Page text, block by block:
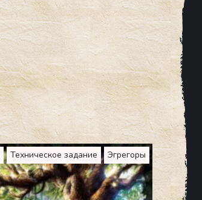
Техническое задание Эгрегоры